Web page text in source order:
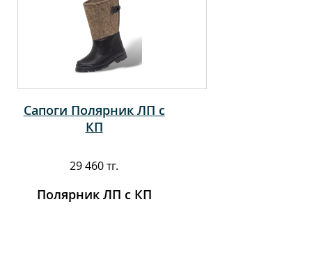
Сапоги Полярник ЛП с
КП
29 460 тг.
Полярник ЛП с КП